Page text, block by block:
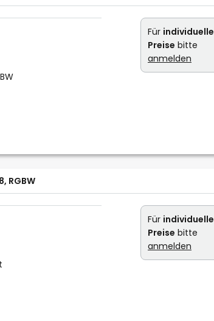
Für individuelle
Preise bitte
anmelden
RGBW
Für individuelle
Preise bitte
anmelden